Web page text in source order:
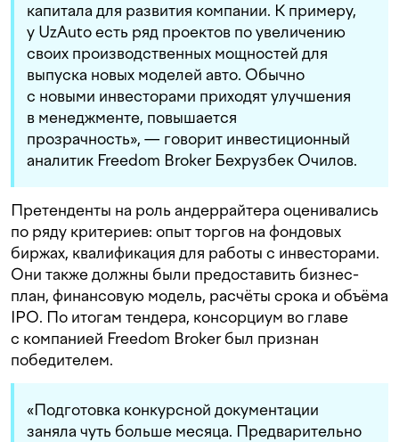
капитала для развития компании. К примеру,
у UzAuto есть ряд проектов по увеличению
своих производственных мощностей для
выпуска новых моделей авто. Обычно
с новыми инвесторами приходят улучшения
в менеджменте, повышается
прозрачность», — говорит инвестиционный
аналитик Freedom Broker Бехрузбек Очилов.
Претенденты на роль андеррайтера оценивались
по ряду критериев: опыт торгов на фондовых
биржах, квалификация для работы с инвесторами.
Они также должны были предоставить бизнес-
план, финансовую модель, расчёты срока и объёма
IPO. По итогам тендера, консорциум во главе
с компанией Freedom Broker был признан
победителем.
«Подготовка конкурсной документации
заняла чуть больше месяца. Предварительно